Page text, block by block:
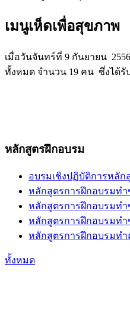
เมนูเห็ดเพื่อสุขภาพ
เมื่อวันจันทร์ที่ 9 กันยายน
ทั้งหมด จำนวน 19 คน ซึ่งได้รั
หลักสูตรฝึกอบรม
อบรมเชิงปฏิบัติการหลัก
หลักสูตรการฝึกอบรมท
หลักสูตรการฝึกอบรมท
หลักสูตรการฝึกอบรมท
หลักสูตรการฝึกอบรมทำ
ทั้งหมด